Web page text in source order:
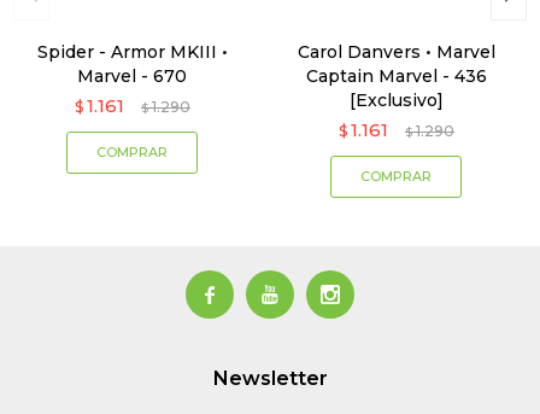
Spider - Armor MKIII •
Marvel - 670
$ 1.161 $ 1.290
Carol Danvers • Marvel
Captain Marvel - 436
[Exclusivo]
$ 1.161 $ 1.290
  
Newsletter